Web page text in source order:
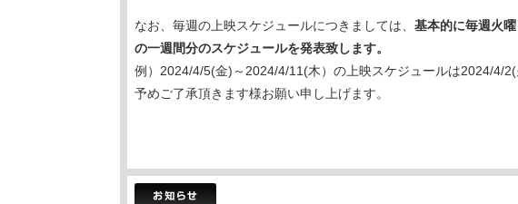
なお、毎週の上映スケジュールにつきましては、 基本的に毎週火
の一週間分のスケジュールを発表致します。
例）2024/4/5(金)～2024/4/11(木）の上映スケジュールは2024/4/
予めご了承頂きます様お願い申し上げます。